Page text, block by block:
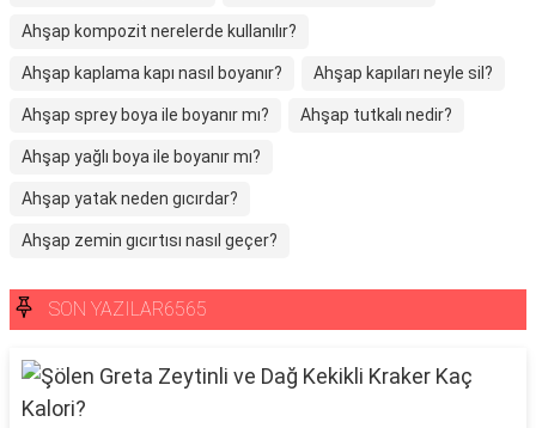
Ahşap kompozit nerelerde kullanılır?
Ahşap kaplama kapı nasıl boyanır? Ahşap kapıları neyle sil?
Ahşap sprey boya ile boyanır mı? Ahşap tutkalı nedir?
Ahşap yağlı boya ile boyanır mı?
Ahşap yatak neden gıcırdar?
Ahşap zemin gıcırtısı nasıl geçer?
SON YAZILAR6565